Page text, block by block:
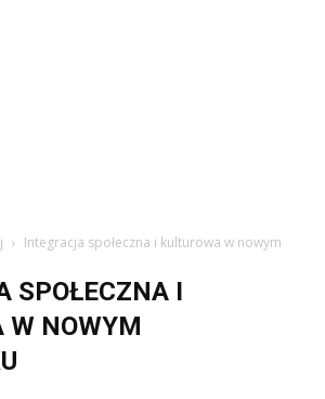
Integracja społeczna i kulturowa w nowym
SPOŁECZNA I
W NOWYM